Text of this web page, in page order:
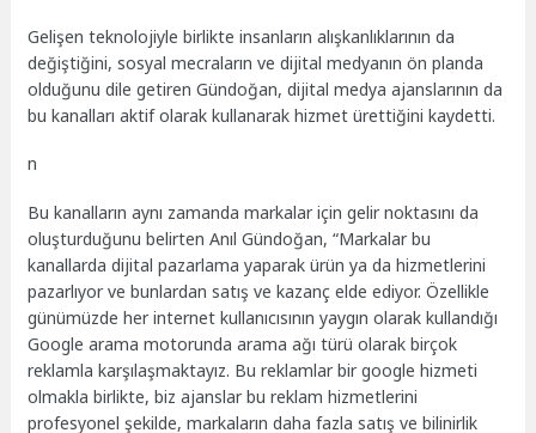
Gelişen teknolojiyle birlikte insanların alışkanlıklarının da
değiştiğini, sosyal mecraların ve dijital medyanın ön planda
olduğunu dile getiren Gündoğan, dijital medya ajanslarının da
bu kanalları aktif olarak kullanarak hizmet ürettiğini kaydetti.
n
Bu kanalların aynı zamanda markalar için gelir noktasını da
oluşturduğunu belirten Anıl Gündoğan, “Markalar bu
kanallarda dijital pazarlama yaparak ürün ya da hizmetlerini
pazarlıyor ve bunlardan satış ve kazanç elde ediyor. Özellikle
günümüzde her internet kullanıcısının yaygın olarak kullandığı
Google arama motorunda arama ağı türü olarak birçok
reklamla karşılaşmaktayız. Bu reklamlar bir google hizmeti
olmakla birlikte, biz ajanslar bu reklam hizmetlerini
profesyonel şekilde, markaların daha fazla satış ve bilinirlik